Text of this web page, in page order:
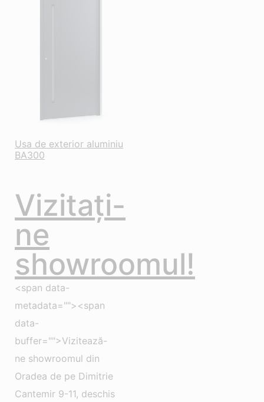
Usa de exterior aluminiu
BA300
Vizitați-
ne
showroomul!
<span data-
metadata=""><span
data-
buffer="">Vizitează-
ne showroomul din
Oradea de pe Dimitrie
Cantemir 9-11, deschis